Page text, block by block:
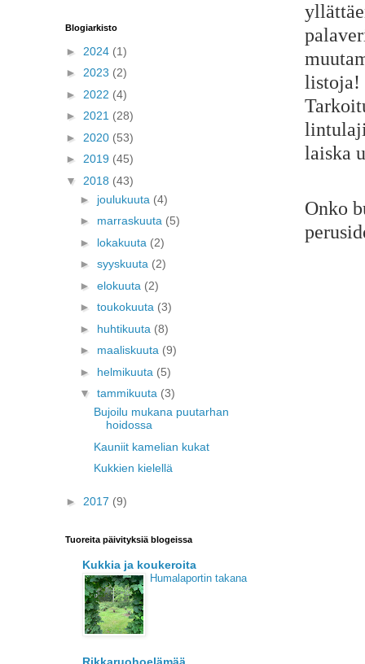
listoja!
laiska
Onko
Blogiarkisto
► 2024 (1)
► 2023 (2)
► 2022 (4)
► 2021 (28)
► 2020 (53)
► 2019 (45)
▼ 2018 (43)
► joulukuuta (4)
► marraskuuta (5)
► lokakuuta (2)
► syyskuuta (2)
► elokuuta (2)
► toukokuuta (3)
► huhtikuuta (8)
► maaliskuuta (9)
► helmikuuta (5)
▼ tammikuuta (3)
Bujoilu mukana puutarhan
hoidossa
Kauniit kamelian kukat
Kukkien kielellä
► 2017 (9)
Tuoreita päivityksiä blogeissa
Kukkia ja koukeroita
Humalaportin takana
Rikkaruohoelämää